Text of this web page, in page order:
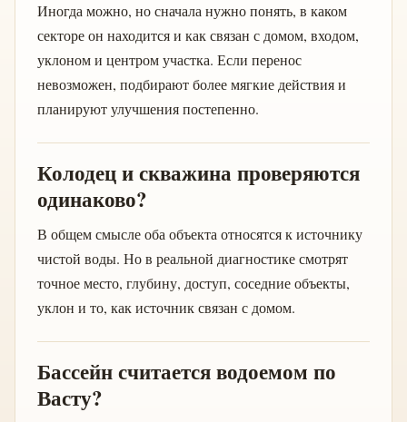
Иногда можно, но сначала нужно понять, в каком
секторе он находится и как связан с домом, входом,
уклоном и центром участка. Если перенос
невозможен, подбирают более мягкие действия и
планируют улучшения постепенно.
Колодец и скважина проверяются
одинаково?
В общем смысле оба объекта относятся к источнику
чистой воды. Но в реальной диагностике смотрят
точное место, глубину, доступ, соседние объекты,
уклон и то, как источник связан с домом.
Бассейн считается водоемом по
Васту?